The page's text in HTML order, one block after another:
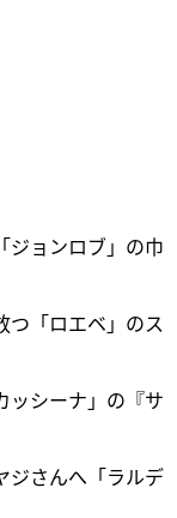
ジョンロブ」の巾
つ「ロエベ」のス
ッシーナ」の『サ
ジさんへ「ラルデ